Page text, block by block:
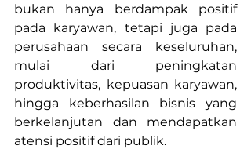
bukan hanya berdampak positif
pada karyawan, tetapi juga pada
perusahaan secara keseluruhan,
mulai dari peningkatan
produktivitas, kepuasan karyawan,
hingga keberhasilan bisnis yang
berkelanjutan dan mendapatkan
atensi positif dari publik.